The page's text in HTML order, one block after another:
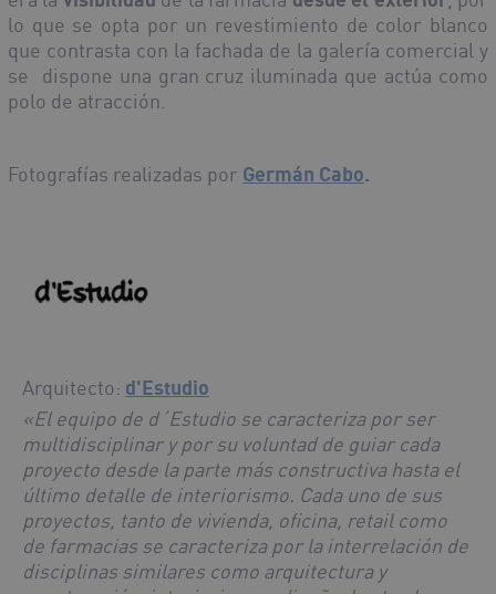
lo que se opta por un revestimiento de color blanco
que contrasta con la fachada de la galería comercial y
se dispone una gran cruz iluminada que actúa como
polo de atracción.
Fotografías realizadas por Germán Cabo.
Arquitecto: d'Estudio
«El equipo de d´Estudio se caracteriza por ser
multidisciplinar y por su voluntad de guiar cada
proyecto desde la parte más constructiva hasta el
último detalle de interiorismo. Cada uno de sus
proyectos, tanto de vivienda, oficina, retail como
de farmacias se caracteriza por la interrelación de
disciplinas similares como arquitectura y